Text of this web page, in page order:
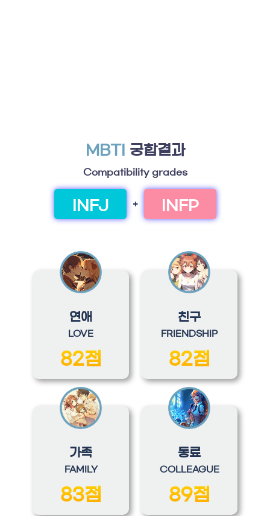
MBTI 궁합결과
Compatibility grades
INFJ + INFP
연애
LOVE
82점
친구
FRIENDSHIP
82점
가족
FAMILY
83점
동료
COLLEAGUE
89점